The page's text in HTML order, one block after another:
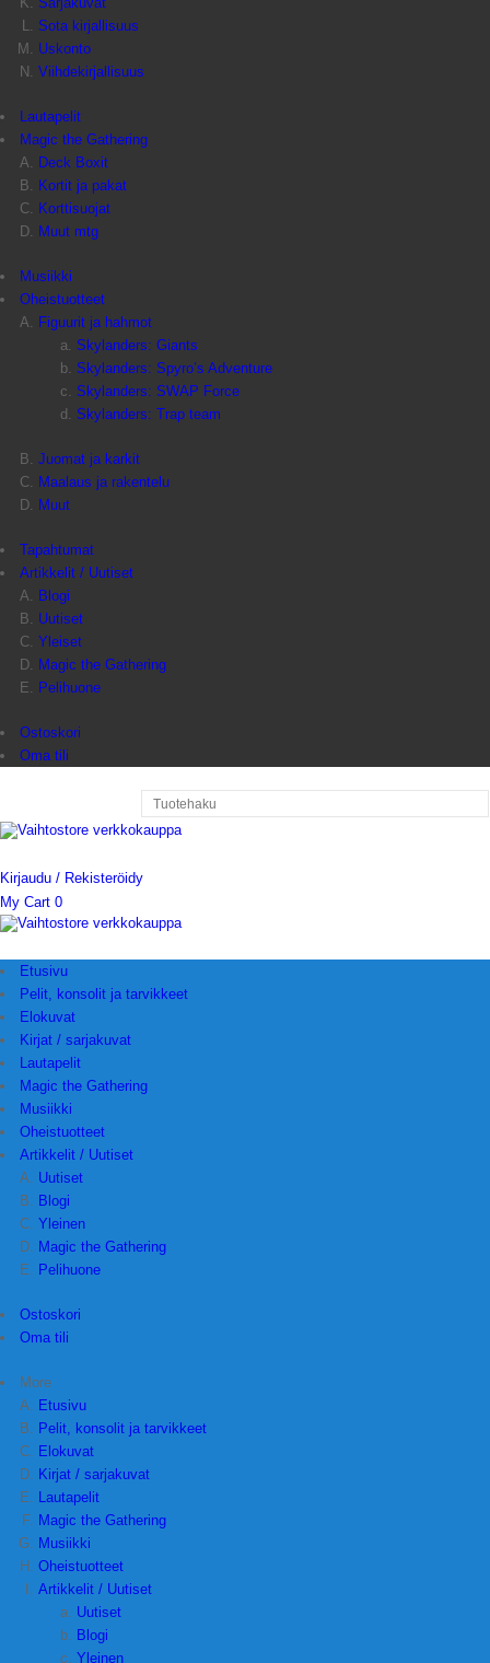
Sota kirjallisuus
Uskonto
Viihdekirjallisuus
Lautapelit
Magic the Gathering
Deck Boxit
Kortit ja pakat
Korttisuojat
Muut mtg
Musiikki
Oheistuotteet
Figuurit ja hahmot
Skylanders: Giants
Skylanders: Spyro’s Adventure
Skylanders: SWAP Force
Skylanders: Trap team
Juomat ja karkit
Maalaus ja rakentelu
Muut
Tapahtumat
Artikkelit / Uutiset
Blogi
Uutiset
Yleiset
Magic the Gathering
Pelihuone
Ostoskori
Oma tili
Kirjaudu / Rekisteröidy
My Cart 0
Etusivu
Pelit, konsolit ja tarvikkeet
Elokuvat
Kirjat / sarjakuvat
Lautapelit
Magic the Gathering
Musiikki
Oheistuotteet
Artikkelit / Uutiset
Uutiset
Blogi
Yleinen
Magic the Gathering
Pelihuone
Ostoskori
Oma tili
More
Etusivu
Pelit, konsolit ja tarvikkeet
Elokuvat
Kirjat / sarjakuvat
Lautapelit
Magic the Gathering
Musiikki
Oheistuotteet
Artikkelit / Uutiset
Uutiset
Blogi
Yleinen